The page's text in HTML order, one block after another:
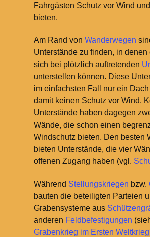
Fahrgästen Schutz vor Wind
bieten.
Am Rand von Wanderwegen
Unterstände zu finden, in denen
sich bei plötzlich auftretenden
unterstellen können. Diese
im einfachsten Fall nur ein
damit keinen Schutz vor Wind.
Unterstände haben dagegen
Wände, die schon einen
Windschutz bieten. Den besten
bieten Unterstände, die vier
offenen Zugang haben (vgl.
Während Stellungskriegen bzw.
bauten die beteiligten Parteien
Grabensysteme aus
anderen Feldbefestigungen
Grabenkrieg im Ersten Weltkrieg